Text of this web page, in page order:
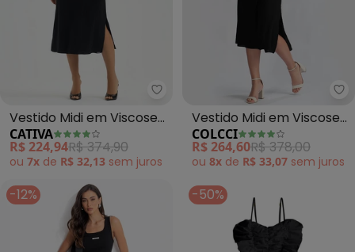
Cativa - Vestido Midi em
Vestido Midi em Viscose
(Preto)
CATIVA
R$ 224,94R$ 374,90
ou 7x de R$ 32,13 sem juros
Vestido Midi em Viscose
(Preto)
COLCCI
R$ 264,60R$ 378,00
ou 8x de R$ 33,07 sem juros
-12% -50%